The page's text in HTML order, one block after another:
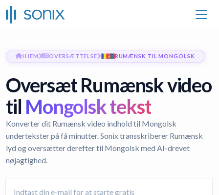
HJEM OVERSÆTTELSE RUMÆNSK TIL MONGOLSK
Oversæt Rumænsk video
til Mongolsk tekst
Konverter dit Rumænsk video indhold til Mongolsk
undertekster på få minutter. Sonix transskriberer Rumænsk
lyd og oversætter derefter til Mongolsk med AI-drevet
nøjagtighed.